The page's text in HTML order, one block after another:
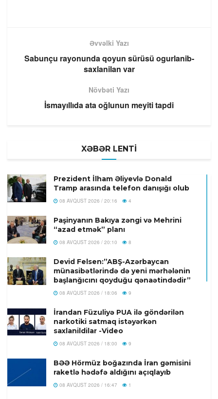
Əvvəlki Yazı
Sabunçu rayonunda qoyun sürüsü ogurlanib-
saxlanilan var
Növbəti Yazı
İsmayıllıda ata oğlunun meyiti tapdi
XƏBƏR LENTİ
Prezident İlham Əliyevlə Donald
Tramp arasında telefon danışığı olub
08 AVQUST 2026 / 20:16 4
Paşinyanın Bakıya zəngi və Mehrini
“azad etmək” planı
08 AVQUST 2026 / 20:10 8
Devid Felsen:”ABŞ-Azərbaycan
münasibətlərində də yeni mərhələnin
başlanğıcını qoyduğu qənaətindədir”
08 AVQUST 2026 / 18:06 9
İrandan Füzuliyə PUA ilə göndərilən
narkotiki satmaq istəyərkən
saxlanildilar -Video
08 AVQUST 2026 / 18:00 9
BƏƏ Hörmüz boğazında İran gəmisini
raketlə hədəfə aldığını açıqlayıb
08 AVQUST 2026 / 16:47 1